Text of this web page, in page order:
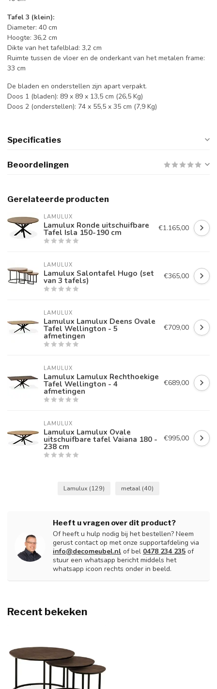
Tafel 3 (klein):
Diameter: 40 cm
Hoogte: 36,2 cm
Dikte van het tafelblad: 3,2 cm
Ruimte tussen de vloer en de onderkant van het metalen frame:
33 cm
De bladen en onderstellen zijn apart verpakt.
Doos 1 (bladen): 89 x 89 x 13,5 cm (26,5 Kg)
Doos 2 (onderstellen): 74 x 55,5 x 35 cm (7,9 Kg)
Specificaties
Beoordelingen
Gerelateerde producten
LAMULUX
Lamulux Ronde uitschuifbare
Tafel Isla 150-190 cm €1.165,00
LAMULUX
Lamulux Salontafel Hugo (set
van 3 tafels) €365,00
LAMULUX
Lamulux Lamulux Deens Ovale
Tafel Wellington - 5
afmetingen
€709,00
LAMULUX
Lamulux Lamulux Rechthoekige
Tafel Wellington - 4
afmetingen
€689,00
LAMULUX
Lamulux Lamulux Ovale
uitschuifbare tafel Vaiana 180 -
238 cm
€995,00
Lamulux (129) metaal (40)
Heeft u vragen over dit product?
Of heeft u hulp nodig bij het bestellen? Neem
gerust contact op met onze supportafdeling via
info@decomeubel.nl of bel 0478 234 235 of
stuur een whatsapp bericht middels het
whatsapp icoon rechts onder in beeld.
Recent bekeken